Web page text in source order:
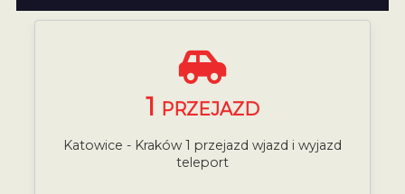
1 PRZEJAZD
Katowice - Kraków 1 przejazd wjazd i wyjazd
teleport